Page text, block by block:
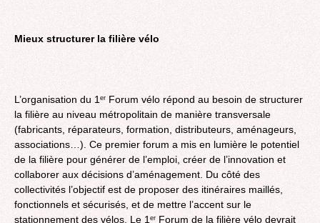
Mieux structurer la filière vélo
L’organisation du 1er Forum vélo répond au besoin de structurer
la filière au niveau métropolitain de manière transversale
(fabricants, réparateurs, formation, distributeurs, aménageurs,
associations…). Ce premier forum a mis en lumière le potentiel
de la filière pour générer de l’emploi, créer de l’innovation et
collaborer aux décisions d’aménagement. Du côté des
collectivités l’objectif est de proposer des itinéraires maillés,
fonctionnels et sécurisés, et de mettre l’accent sur le
stationnement des vélos. Le 1er Forum de la filière vélo devrait